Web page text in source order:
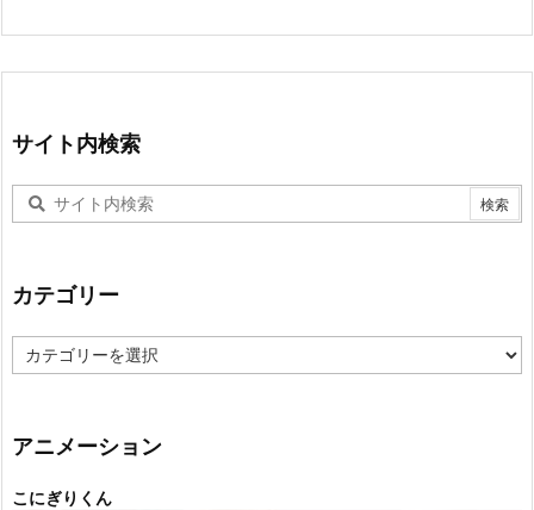
サイト内検索
カテゴリー
テ
ー
アニメーション
こにぎりくん